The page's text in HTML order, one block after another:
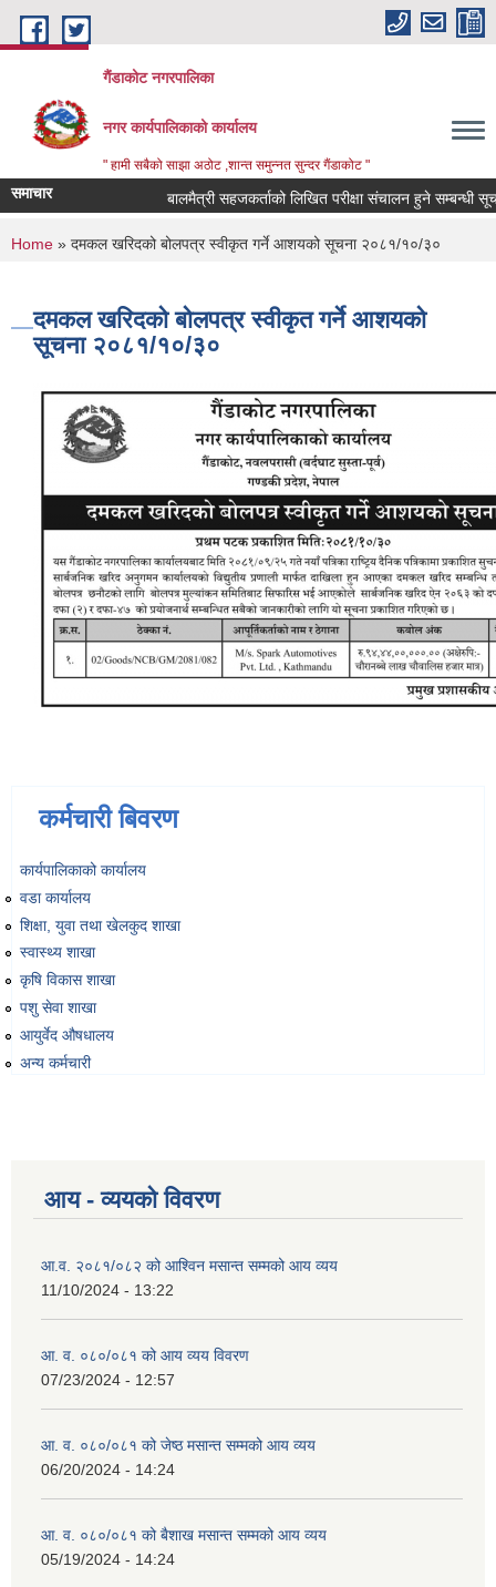
Skip to main content
गैंडाकोट नगरपालिका
नगर कार्यपालिकाको कार्यालय
" हामी सबैको साझा अठोट ,शान्त समुन्नत सुन्दर गैंडाकोट "
समाचार बालमैत्री सहजकर्ताको लिखित परीक्षा संचालन हुने सम्बन्धी सूचना !
You are here
Home » दमकल खरिदको बोलपत्र स्वीकृत गर्ने आशयको सूचना २०८१/१०/३०
दमकल खरिदको बोलपत्र स्वीकृत गर्ने आशयको
सूचना २०८१/१०/३०
कर्मचारी बिवरण
कार्यपालिकाको कार्यालय
वडा कार्यालय
शिक्षा, युवा तथा खेलकुद शाखा
स्वास्थ्य शाखा
कृषि विकास शाखा
पशु सेवा शाखा
आयुर्वेद औषधालय
अन्य कर्मचारी
आय - व्ययको विवरण
आ.व. २०८१/०८२ को आश्विन मसान्त सम्मको आय व्यय
11/10/2024 - 13:22
आ. व. ०८०/०८१ को आय व्यय विवरण
07/23/2024 - 12:57
आ. व. ०८०/०८१ को जेष्ठ मसान्त सम्मको आय व्यय
06/20/2024 - 14:24
आ. व. ०८०/०८१ को बैशाख मसान्त सम्मको आय व्यय
05/19/2024 - 14:24